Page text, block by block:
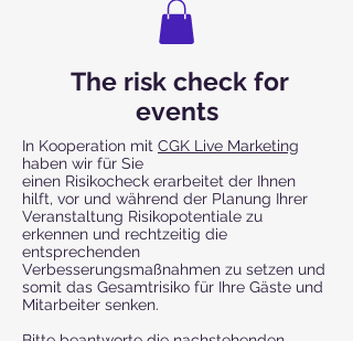
The risk check for
events
In Kooperation mit CGK Live Marketing
haben wir für Sie
einen Risikocheck erarbeitet der Ihnen
hilft, vor und während der Planung Ihrer
Veranstaltung Risikopotentiale zu
erkennen und rechtzeitig die
entsprechenden
Verbesserungsmaßnahmen zu setzen und
somit das Gesamtrisiko für Ihre Gäste und
Mitarbeiter senken.